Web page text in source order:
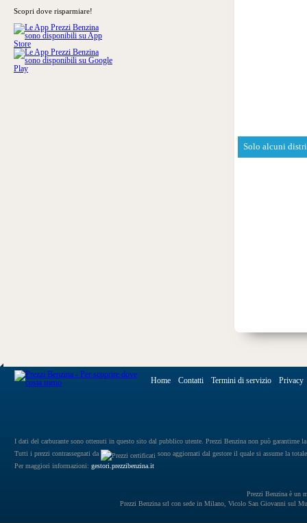
Scopri dove risparmiare!
Solo alcuni
Home Contatti Termini di servizio Privacy
I dati del carburante sono ottenuti in questo sito dal pubblico utente. Prezzi Benzina non può garantirne
Tutti i prezzi contrassegnati da
sono aggiornati dal gestore il quale si assume la
Per maggiori informazioni: gestori.prezzibenzina.it
Prezzi Benzina è un
Prezzi Benzina srl con sede in Milano, Vicolo San Giovanni sul